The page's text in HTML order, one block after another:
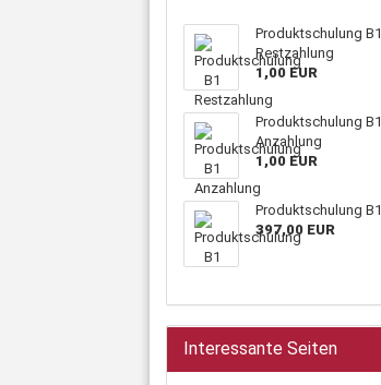
Produktschulung B1
Restzahlung
1,00 EUR
Produktschulung B1
Anzahlung
1,00 EUR
Produktschulung B1
397,00 EUR
Interessante Seiten